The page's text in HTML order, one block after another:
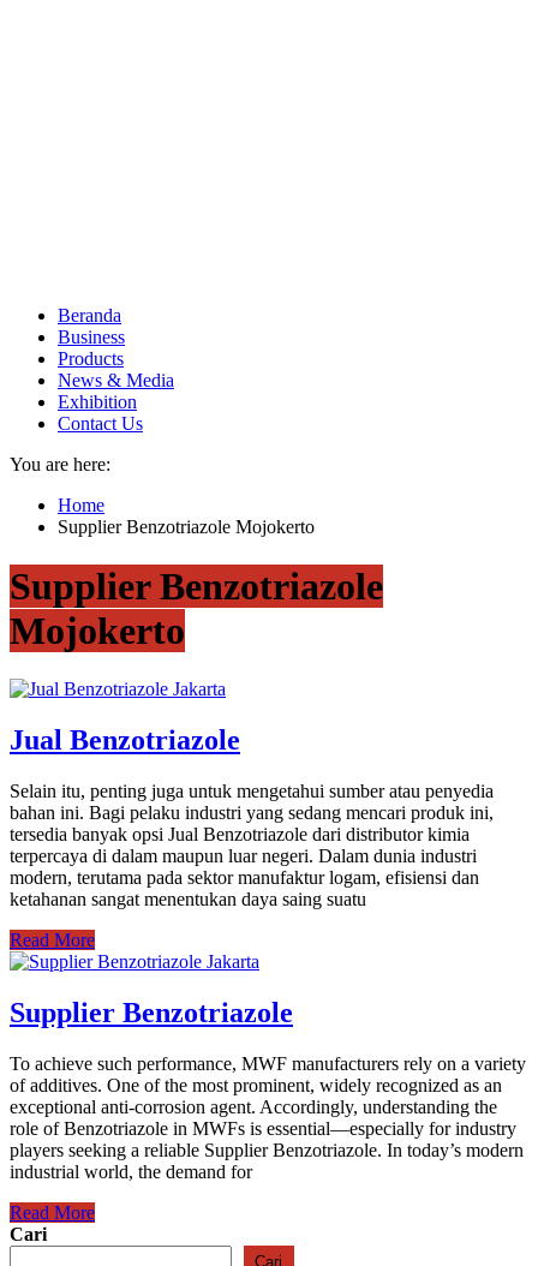
Beranda
Business
Products
News & Media
Exhibition
Contact Us
You are here:
Home
Supplier Benzotriazole Mojokerto
Supplier Benzotriazole
Mojokerto
Jual Benzotriazole
Selain itu, penting juga untuk mengetahui sumber atau penyedia
bahan ini. Bagi pelaku industri yang sedang mencari produk ini,
tersedia banyak opsi Jual Benzotriazole dari distributor kimia
terpercaya di dalam maupun luar negeri. Dalam dunia industri
modern, terutama pada sektor manufaktur logam, efisiensi dan
ketahanan sangat menentukan daya saing suatu
Read More
Supplier Benzotriazole
To achieve such performance, MWF manufacturers rely on a variety
of additives. One of the most prominent, widely recognized as an
exceptional anti-corrosion agent. Accordingly, understanding the
role of Benzotriazole in MWFs is essential—especially for industry
players seeking a reliable Supplier Benzotriazole. In today’s modern
industrial world, the demand for
Read More
Cari
Cari